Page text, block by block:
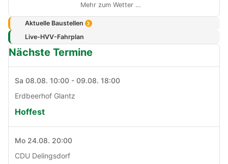
Mehr zum Wetter …
Aktuelle Baustellen 3
Live-HVV-Fahrplan
Nächste Termine
Sa 08.08. 10:00 - 09.08. 18:00
Erdbeerhof Glantz
Hoffest
Mo 24.08. 20:00
CDU Delingsdorf